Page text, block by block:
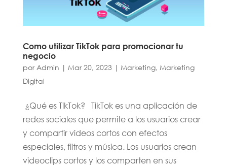
Como utilizar TikTok para promocionar tu
negocio
por Admin | Mar 20, 2023 | Marketing, Marketing
Digital
¿Qué es TikTok? TikTok es una aplicación de
redes sociales que permite a los usuarios crear
y compartir videos cortos con efectos
especiales, filtros y música. Los usuarios crean
videoclips cortos y los comparten en sus